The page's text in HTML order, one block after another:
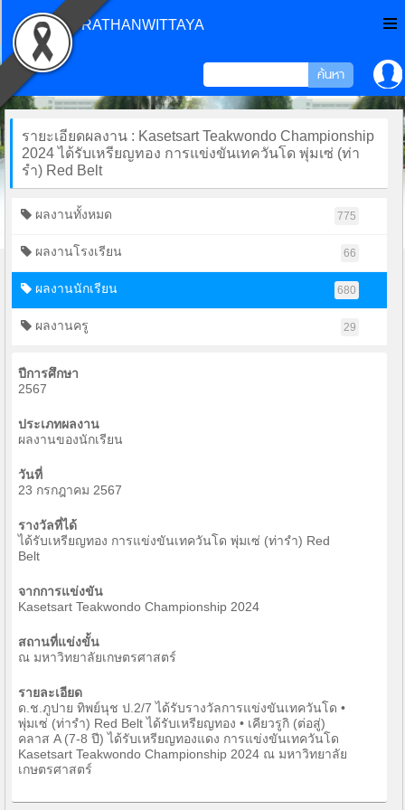
CHONPRATHANWITTAYA
รายะเอียดผลงาน : Kasetsart Teakwondo Championship
2024 ได้รับเหรียญทอง การแข่งขันเทควันโด พุ่มเซ่ (ท่า
รำ) Red Belt
ผลงานทั้งหมด 775
ผลงานโรงเรียน 66
ผลงานนักเรียน 680
ผลงานครู 29
ปีการศึกษา
2567
ประเภทผลงาน
ผลงานของนักเรียน
วันที่
23 กรกฎาคม 2567
รางวัลที่ได้
ได้รับเหรียญทอง การแข่งขันเทควันโด พุ่มเซ่ (ท่ารำ) Red
Belt
จากการแข่งขัน
Kasetsart Teakwondo Championship 2024
สถานที่แข่งขั้น
ณ มหาวิทยาลัยเกษตรศาสตร์
รายละเอียด
ด.ช.ภูปาย ทิพย์นุช ป.2/7 ได้รับรางวัลการแข่งขันเทควันโด •
พุ่มเซ่ (ท่ารำ) Red Belt ได้รับเหรียญทอง • เคียวรูกิ (ต่อสู่)
คลาส A (7-8 ปี) ได้รับเหรียญทองแดง การแข่งขันเทควันโด
Kasetsart Teakwondo Championship 2024 ณ มหาวิทยาลัย
เกษตรศาสตร์